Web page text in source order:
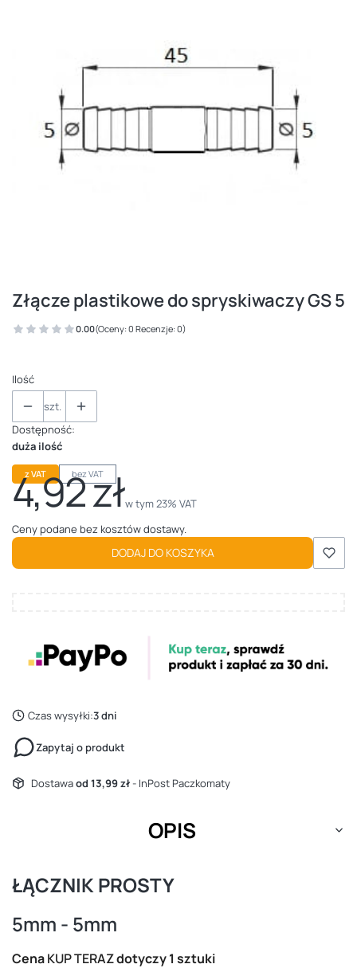
Złącze plastikowe do spryskiwaczy GS 5
0.00(Oceny: 0 Recenzje: 0)
Ilość
szt.
Dostępność:
duża ilość
z VAT bez VAT
Cena
4,92 złw tym 23% VAT
w tym 23% VAT
Ceny podane bez kosztów dostawy.
DODAJ DO KOSZYKA
Czas wysyłki:3 dni
Zapytaj o produkt
Dostawaod 13,99 zł- InPost Paczkomaty
OPIS
ŁĄCZNIK PROSTY
5mm - 5mm
CenaKUP TERAZdotyczy 1 sztuki